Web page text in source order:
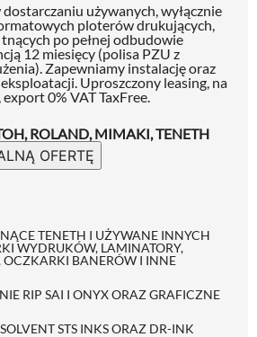
używanych, wyłącznie
ploterów drukujących,
po pełnej odbudowie
12 miesięcy (polisa PZU z
. Zapewniamy instalację oraz
Uproszczony leasing, na
0% VAT TaxFree.
ROLAND, MIMAKI, TENETH
OFERTĘ
TENETH I UŻYWANE INNYCH
WYDRUKÓW, LAMINATORY,
OCZKARKI BANERÓW I INNE
RIP SAI I ONYX ORAZ GRAFICZNE
STS INKS ORAZ DR-INK